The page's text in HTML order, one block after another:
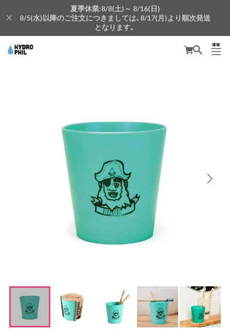
夏季休業:8/8(土)～ 8/16(日)
8/5(水)以降のご注文につきましては、8/17(月)より順次発送
となります。
MENU
CLOSE